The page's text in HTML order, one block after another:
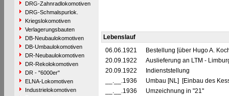
DRG-Zahnradlokomotiven
DRG-Schmalspurlok.
Kriegslokomotiven
Verlagerungsbauten
DB-Neubaulokomotiven
DB-Umbaulokomotiven
DR-Neubaulokomotiven
DR-Rekolokomotiven
DR - "6000er"
ELNA-Lokomotiven
Industrielokomotiven
Lebenslauf
06.06.1921
Bestellung [über Hugo A.
20.09.1922
Auslieferung an LTM -
20.09.1922
Indienststellung
__.__.1936
Umbau [NL] [Einbau des
__.__.1936
Umzeichnung in "21"